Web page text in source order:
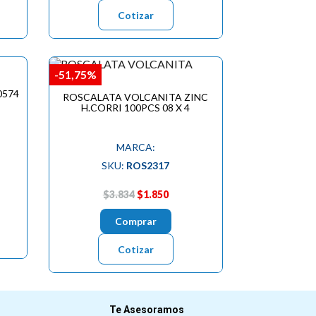
Cotizar
ROSCALATA VOLCANITA ZINC
H.CORRI 100PCS 08 X 4
MARCA:
SKU: ROS2317
$3.834$1.850
Comprar
Cotizar
-51,75%
Te Asesoramos